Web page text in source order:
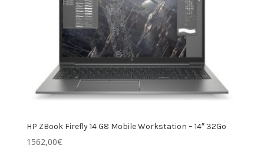
HP ZBook Firefly 14 G8 Mobile Workstation – 14″ 32Go
1562,00€